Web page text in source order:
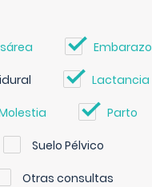
Embarazo
Lactancia
Parto
Suelo Pélvico
Otras consultas